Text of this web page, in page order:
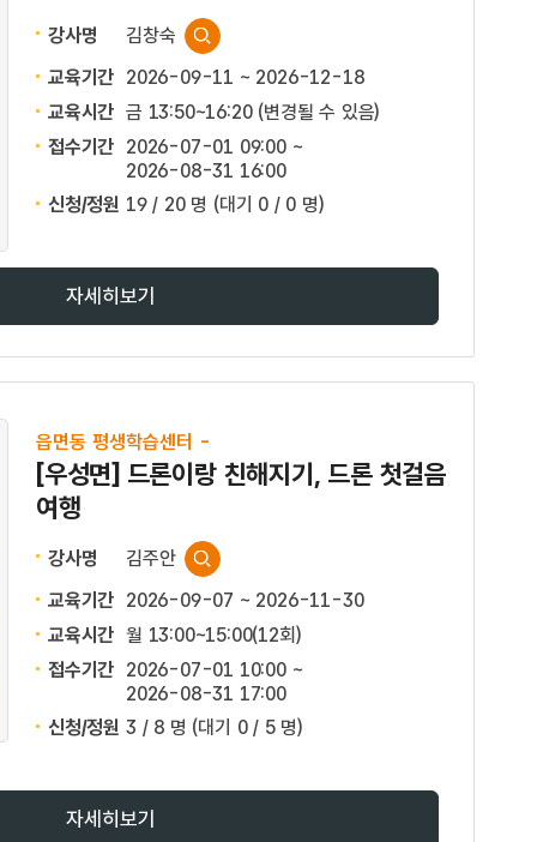
강사명
김창숙
교육기간 2026-09-11 ~ 2026-12-18
교육시간 금 13:50~16:20 (변경될 수 있음)
접수기간 2026-07-01 09:00 ~
2026-08-31 16:00
신청/정원 19 / 20 명 (대기 0 / 0 명)
자세히보기
읍면동 평생학습센터 -
[우성면] 드론이랑 친해지기, 드론 첫걸음
여행
강사명
김주안
교육기간 2026-09-07 ~ 2026-11-30
교육시간 월 13:00~15:00(12회)
접수기간 2026-07-01 10:00 ~
2026-08-31 17:00
신청/정원 3 / 8 명 (대기 0 / 5 명)
자세히보기